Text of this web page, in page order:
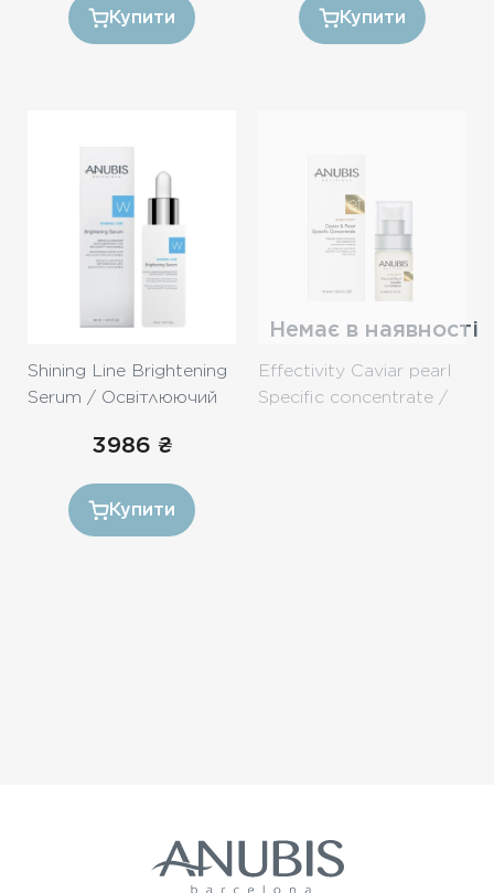
Купити Купити
Shining Line Brightening
Serum / Освітлюючий
контроль»3986 ₴
Купити
Немає в наявності
Effectivity Caviar pearl
Specific concentrate /